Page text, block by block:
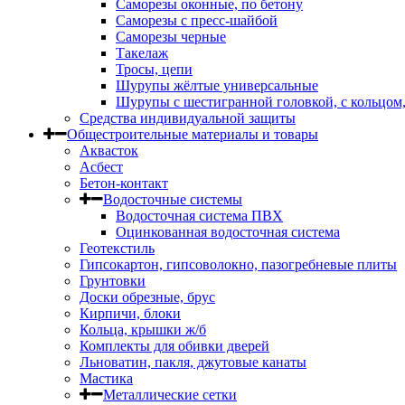
Саморезы оконные, по бетону
Саморезы с пресс-шайбой
Саморезы черные
Такелаж
Тросы, цепи
Шурупы жёлтые универсальные
Шурупы с шестигранной головкой, с
Средства индивидуальной защиты
Общестроительные материалы и товары
Аквасток
Асбест
Бетон-контакт
Водосточные системы
Водосточная система ПВХ
Оцинкованная водосточная система
Геотекстиль
Гипсокартон, гипсоволокно, пазогребневые плиты
Грунтовки
Доски обрезные, брус
Кирпичи, блоки
Кольца, крышки ж/б
Комплекты для обивки дверей
Льноватин, пакля, джутовые канаты
Мастика
Металлические сетки